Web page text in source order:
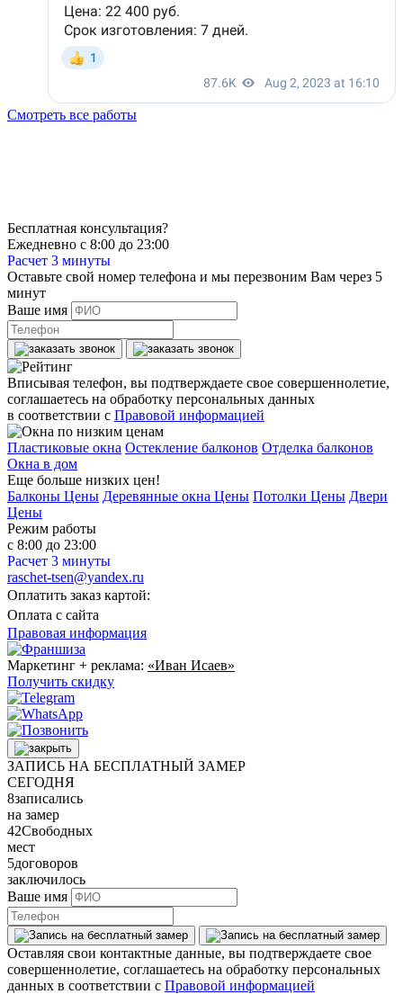
Смотреть все работы
Бесплатная консультация?
Ежедневно с 8:00 до 23:00
Расчет 3 минуты
Оставьте свой номер телефона и мы перезвоним Вам через 5
минут
Ваше имя
Вписывая телефон, вы подтверждаете свое совершеннолетие,
соглашаетесь на обработку персональных данных
в соответствии с Правовой информацией
Пластиковые окна Остекление балконов Отделка балконов
Окна в дом
Еще больше низких цен!
Балконы Цены Деревянные окна Цены Потолки Цены Двери
Цены
Режим работы
с 8:00 до 23:00
Расчет 3 минуты
raschet-tsen@yandex.ru
Оплатить заказ картой:
Оплата с сайта
Правовая информация
Маркетинг + реклама: «Иван Исаев»
Получить скидку
ЗАПИСЬ НА БЕСПЛАТНЫЙ ЗАМЕР
СЕГОДНЯ
8записались
на замер
42Свободных
мест
5договоров
заключилось
Ваше имя
Оставляя свои контактные данные, вы подтверждаете свое
совершеннолетие, соглашаетесь на обработку персональных
данных в соответствии с Правовой информацией